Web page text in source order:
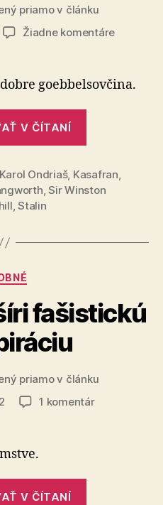
priamo v článku
Žiadne komentárena
goebbelsovčina.
V ČÍTANÍ
Karol Ondriaš, Kasafran,
,Sir Winston
,Stalin
Kategórie
fašistickú
priamo v článku
1 komentárna
V ČÍTANÍ